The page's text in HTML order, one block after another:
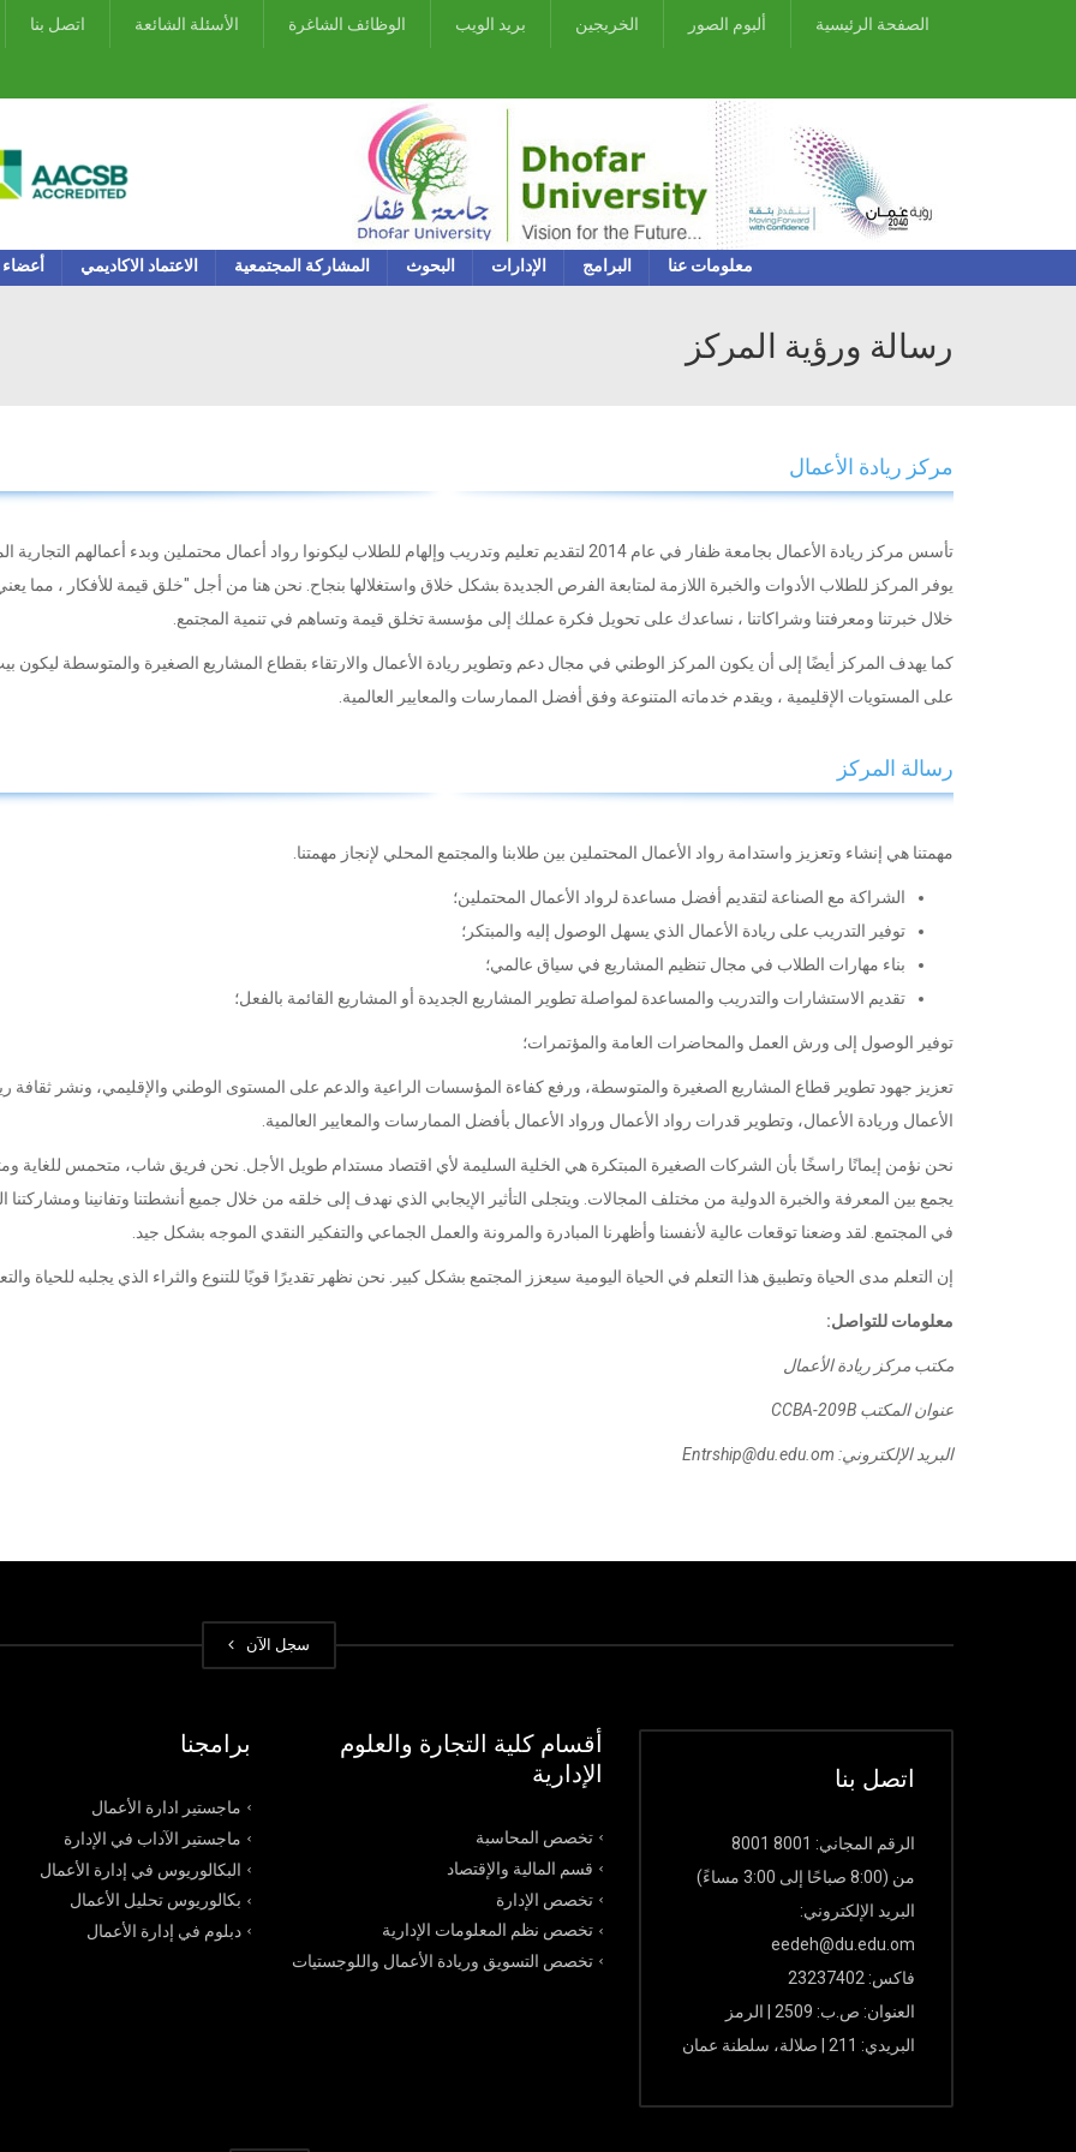
الصفحة الرئيسية ألبوم الصور الخريجين بريد الويب الوظائف الشاغرة الأسئلة الشائعة اتصل بنا
معلومات عنا البرامج الإدارات البحوث المشاركة المجتمعية الاعتماد الاكاديمي
رسالة ورؤية المركز
مركز ريادة الأعمال
تأسس مركز ريادة الأعمال بجامعة ظفار في عام 2014 لتقديم تعليم وتدريب وإلهام للطلاب ليكونوا رواد أعمال محتملين وبدء أعمالهم
يوفر المركز للطلاب الأدوات والخبرة اللازمة لمتابعة الفرص الجديدة بشكل خلاق واستغلالها بنجاح. نحن هنا من أجل "خلق قيمة للأفكار ، مما
خلال خبرتنا ومعرفتنا وشراكاتنا ، نساعدك على تحويل فكرة عملك إلى مؤسسة تخلق قيمة وتساهم في تنمية المجتمع.
كما يهدف المركز أيضًا إلى أن يكون المركز الوطني في مجال دعم وتطوير ريادة الأعمال والارتقاء بقطاع المشاريع الصغيرة والمتوسطة ليكون
على المستويات الإقليمية ، ويقدم خدماته المتنوعة وفق أفضل الممارسات والمعايير العالمية.
رسالة المركز
مهمتنا هي إنشاء وتعزيز واستدامة رواد الأعمال المحتملين بين طلابنا والمجتمع المحلي لإنجاز مهمتنا.
الشراكة مع الصناعة لتقديم أفضل مساعدة لرواد الأعمال المحتملين؛
توفير التدريب على ريادة الأعمال الذي يسهل الوصول إليه والمبتكر؛
بناء مهارات الطلاب في مجال تنظيم المشاريع في سياق عالمي؛
تقديم الاستشارات والتدريب والمساعدة لمواصلة تطوير المشاريع الجديدة أو المشاريع القائمة بالفعل؛
توفير الوصول إلى ورش العمل والمحاضرات العامة والمؤتمرات؛
تعزيز جهود تطوير قطاع المشاريع الصغيرة والمتوسطة، ورفع كفاءة المؤسسات الراعية والدعم على المستوى الوطني والإقليمي، ونشر ثقافة
الأعمال وريادة الأعمال، وتطوير قدرات رواد الأعمال ورواد الأعمال بأفضل الممارسات والمعايير العالمية.
نحن نؤمن إيمانًا راسخًا بأن الشركات الصغيرة المبتكرة هي الخلية السليمة لأي اقتصاد مستدام طويل الأجل. نحن فريق شاب، متحمس للغاية
يجمع بين المعرفة والخبرة الدولية من مختلف المجالات. ويتجلى التأثير الإيجابي الذي نهدف إلى خلقه من خلال جميع أنشطتنا وتفانينا ومشاركتنا
في المجتمع. لقد وضعنا توقعات عالية لأنفسنا وأظهرنا المبادرة والمرونة والعمل الجماعي والتفكير النقدي الموجه بشكل جيد.
إن التعلم مدى الحياة وتطبيق هذا التعلم في الحياة اليومية سيعزز المجتمع بشكل كبير. نحن نظهر تقديرًا قويًا للتنوع والثراء الذي يجلبه للحياة
معلومات للتواصل:
مكتب مركز ريادة الأعمال
عنوان المكتب CCBA-209B
البريد الإلكتروني: Entrship@du.edu.om
سجل الآن
برامجنا
ماجستير ادارة الأعمال
ماجستير الآداب في الإدارة
البكالوريوس في إدارة الأعمال
بكالوريوس تحليل الأعمال
دبلوم في إدارة الأعمال
أقسام كلية التجارة والعلوم
الإدارية
تخصص المحاسبة
قسم المالية والإقتصاد
تخصص الإدارة
تخصص نظم المعلومات الإدارية
تخصص التسويق وريادة الأعمال واللوجستيات
اتصل بنا
الرقم المجاني: 8001 8001
من (8:00 صباحًا إلى 3:00 مساءً)
البريد الإلكتروني:
eedeh@du.edu.om
فاكس: 23237402
العنوان: ص.ب: 2509 | الرمز
البريدي: 211 | صلالة، سلطنة عمان